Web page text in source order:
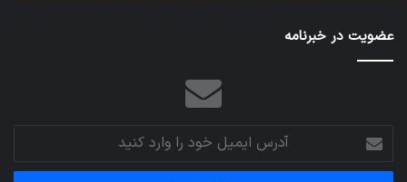
عضویت در خبرنامه
آدرس
ایمیل
خود